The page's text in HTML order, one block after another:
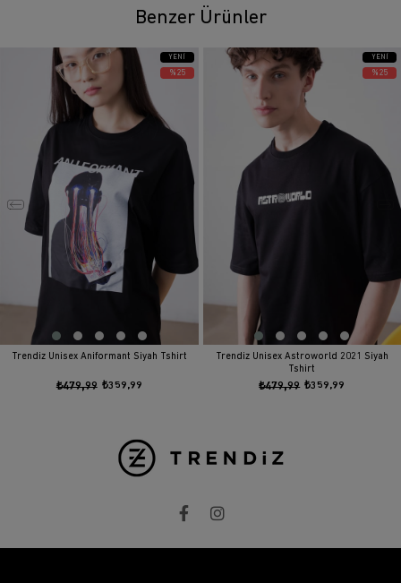
Benzer Ürünler
Trendiz Unisex Aniformant Siyah Tshirt
₺359,99
₺479,99
YENI
ÜRÜN
%25
Trendiz Unisex Astroworld 2021 Siyah
Tshirt
₺359,99
₺479,99
YENI
ÜRÜN
%25